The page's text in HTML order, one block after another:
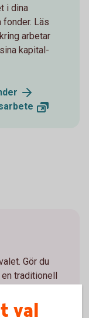
i dina
fonder. Läs
arbetar
kapital-
Gör du
traditionell
val